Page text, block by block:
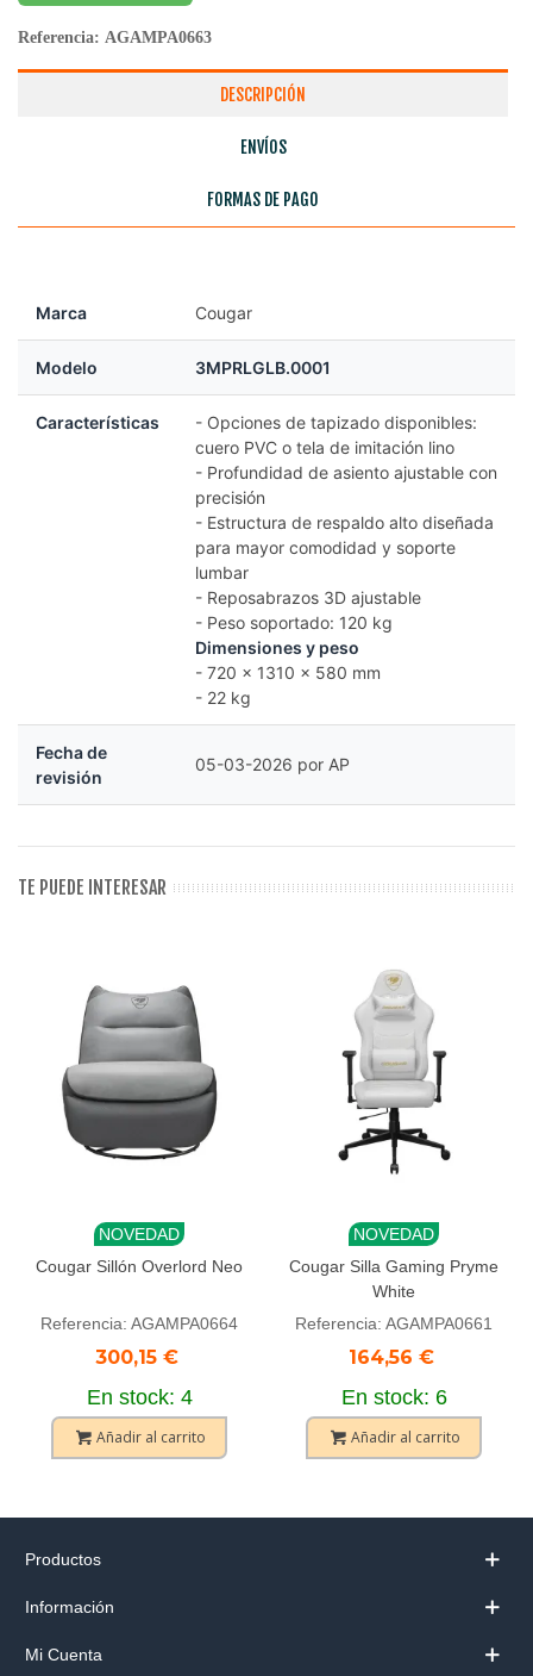
Referencia: AGAMPA0663
DESCRIPCIÓN
ENVÍOS
FORMAS DE PAGO
Marca Cougar
Modelo 3MPRLGLB.0001
Características
- Opciones de tapizado disponibles:
cuero PVC o tela de imitación lino
- Profundidad de asiento ajustable con
precisión
- Estructura de respaldo alto diseñada
para mayor comodidad y soporte
lumbar
- Reposabrazos 3D ajustable
- Peso soportado: 120 kg
Dimensiones y peso
- 720 x 1310 x 580 mm
- 22 kg
Fecha de
revisión
05-03-2026 por AP
TE PUEDE INTERESAR
NOVEDAD
Cougar Sillón Overlord Neo
Referencia: AGAMPA0664
300,15 €
En stock: 4
Añadir al carrito
NOVEDAD
Cougar Silla Gaming Pryme
White
Referencia: AGAMPA0661
164,56 €
En stock: 6
Añadir al carrito
Productos
Información
Mi Cuenta